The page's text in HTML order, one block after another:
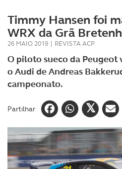
Timmy Hansen foi
WRX da Grã
26 MAIO 2019 | REVISTA ACP
O piloto sueco da Peugeot
o Audi de Andreas
campeonato.
Partilhar